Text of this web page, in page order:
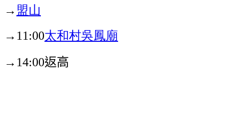
→ 盟山
→ 11:00太和村吳鳳廟
→ 14:00返高